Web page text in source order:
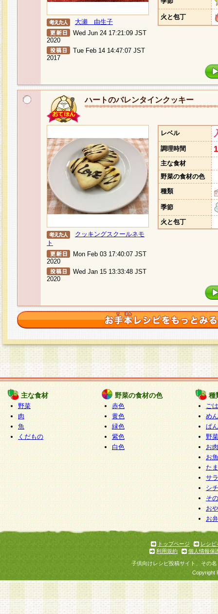
大瀬 由生子
Wed Jun 24 17:21:09 JST
2020
Tue Feb 14 14:47:07 JST
2017
火と包丁
ハートのバレンタインクッキー
クッキングスクールネモ
ト
Mon Feb 03 17:40:07 JST
2020
Wed Jan 15 13:33:48 JST
2020
レベル
調理時間
主な食材
野菜の食材の色
種類
季節
火と包丁
主な食材
野菜
肉
魚
くだもの
野菜の食材の色
赤色
黄色
緑色
紫色
白色
種
ご
めん
ぱん
野
お
お
た
サ
シ
そ
お
お
トップページ
レシピ
利用規約
個人情報保
子供向けレシピ投稿サイト、その
Copyright